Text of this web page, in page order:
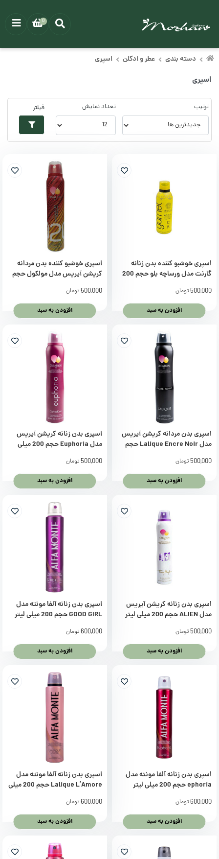
دسته بندی عطر و ادکلن اسپری
اسپری
ترتیب تعداد نمایش فیلتر
اسپری خوشبو کننده بدن زنانه
گارنت مدل ورساچه بلو حجم 200
500,000تومان
افزودن به سبد
اسپری خوشبو کننده بدن مردانه
کریشن آیریس مدل مولکول حجم
500,000تومان
افزودن به سبد
اسپری بدن مردانه کریشن آیریس
مدل Lalique Encre Noir حجم
500,000تومان
افزودن به سبد
اسپری بدن زنانه کریشن آیریس
مدل Euphoria حجم 200 میلی
500,000تومان
افزودن به سبد
اسپری بدن زنانه کریشن آیریس
مدل ALIEN حجم 200 میلی لیتر
500,000تومان
افزودن به سبد
اسپری بدن زنانه آلفا مونته مدل
GOOD GIRL حجم 200 میلی لیتر
600,000تومان
افزودن به سبد
اسپری بدن زنانه آلفا مونته مدل
ephoria حجم 200 میلی لیتر
600,000تومان
افزودن به سبد
اسپری بدن زنانه آلفا مونته مدل
Lalique L’Amore حجم 200 میلی
600,000تومان
افزودن به سبد
0